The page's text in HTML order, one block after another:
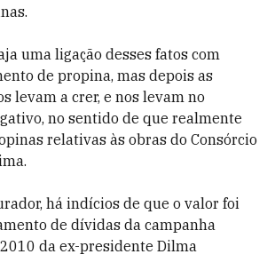
uma ligação desses fatos com
de propina, mas depois as
levam a crer, e nos levam no
no sentido de que realmente
relativas às obras do Consórcio
há indícios de que o valor foi
de dívidas da campanha
da ex-presidente Dilma